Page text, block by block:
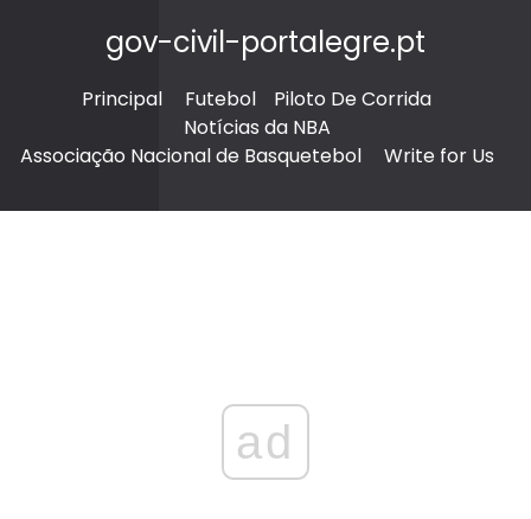
gov-civil-portalegre.pt
Principal Futebol
Piloto De Corrida
Notícias da NBA
Associação Nacional de Basquetebol
Write for Us
ad